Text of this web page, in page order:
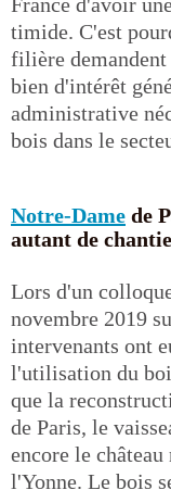
timide. C'est
filière
bien d'intérêt
administrative
bois dans le
Notre-Dame de
autant de
Lors d'un
novembre 2019
intervenants ont
l'utilisation du
que la
de Paris, le
encore le
l'Yonne. Le bois